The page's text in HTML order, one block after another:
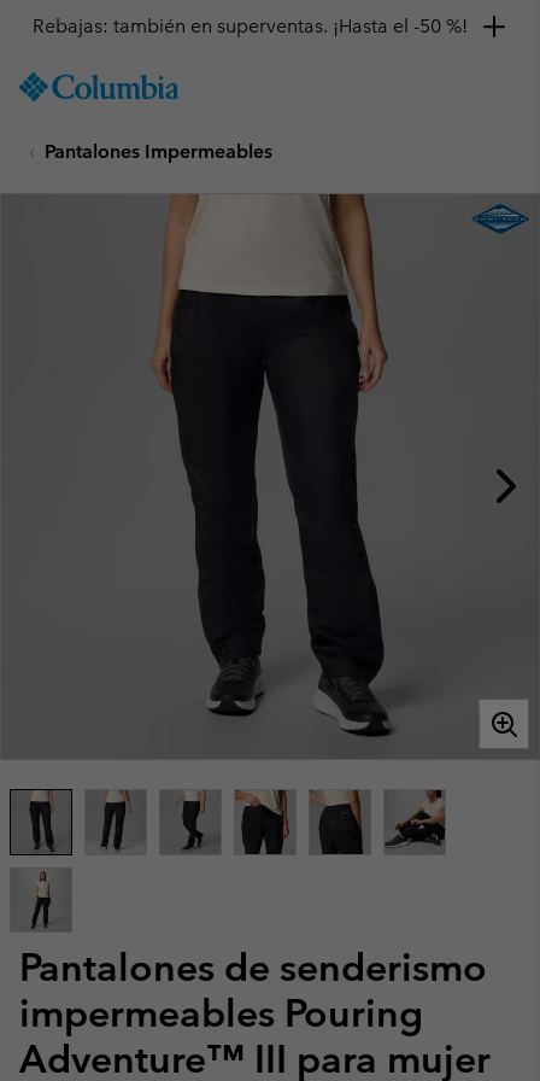
TO
SKIP
MAIN
Rebajas: también en superventas. ¡Hasta el -50 %!
Pantalones Impermeables
Pantalones de senderismo
impermeables Pouring
Adventure™ III para mujer